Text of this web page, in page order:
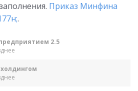
Приказ Минфина
.
2.5
холдингом